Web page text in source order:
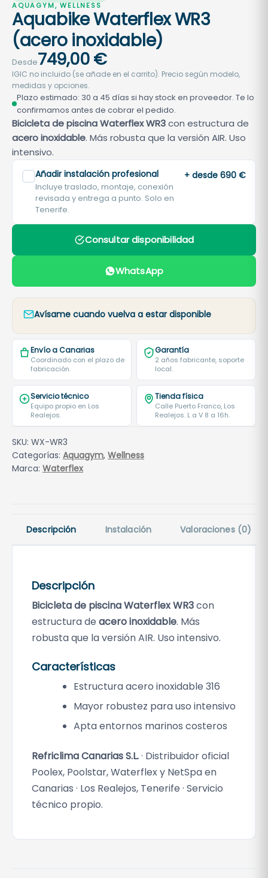
AQUAGYM, WELLNESS
Aquabike Waterflex WR3
(acero inoxidable)
Desde749,00€
IGIC no incluido (se añade en el carrito). Precio según modelo,
medidas y opciones.
Plazo estimado: 30 a 45 días si hay stock en proveedor. Te lo
confirmamos antes de cobrar el pedido.
Bicicleta de piscina Waterflex WR3con estructura de
acero inoxidable. Más robusta que la versión AIR. Uso
intensivo.
Añadir instalación profesional
Incluye traslado, montaje, conexión
revisada y entrega a punto. Solo en
Tenerife.
+ desde 690 €
Consultar disponibilidad
WhatsApp
Avísame cuando vuelva a estar disponible
Envío a Canarias
Coordinado con el plazo de
fabricación.
Garantía
2 años fabricante, soporte
local.
Servicio técnico
Equipo propio en Los
Realejos.
Tienda física
Calle Puerto Franco, Los
Realejos. L a V 8 a 16h.
SKU: WX-WR3
Categorías: Aquagym, Wellness
Marca: Waterflex
Descripción Instalación Valoraciones (0)
Descripción
Bicicleta de piscina Waterflex WR3con
estructura de acero inoxidable. Más
robusta que la versión AIR. Uso intensivo.
Características
Estructura acero inoxidable 316
Mayor robustez para uso intensivo
Apta entornos marinos costeros
Refriclima Canarias S.L.· Distribuidor oficial
Poolex, Poolstar, Waterflex y NetSpa en
Canarias · Los Realejos, Tenerife · Servicio
técnico propio.